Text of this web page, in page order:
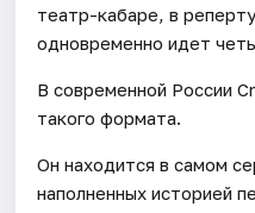
театр-кабаре, в
одновременно идет
В современной России
такого формата.
Он находится в самом
наполненных историей